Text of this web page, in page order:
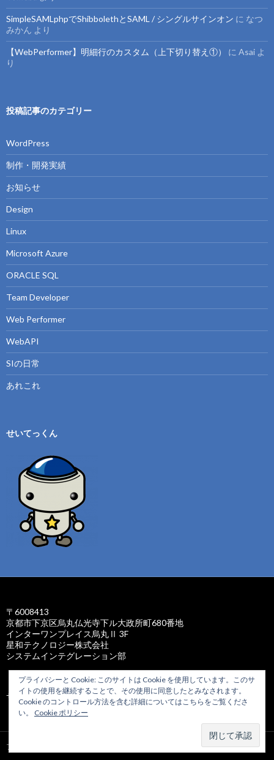
SimpleSAMLphpでShibbolethとSAML / シングルサインオン に なつ
みかん より
【WebPerformer】明細行のカスタム（上下切り替え①） に Asai よ
り
投稿記事のカテゴリー
WordPress
制作・開発実績
お知らせ
Design
Linux
Microsoft Azure
ORACLE SQL
Team Developer
Web Performer
WebAPI
SIの日常
あれこれ
せいてっくん
〒6008413
京都市下京区烏丸仏光寺下ル大政所町680番地
インターワンプレイス烏丸Ⅱ 3F
星和テクノロジー株式会社
システムインテグレーション部
サイトマップ
プライバシーポリシー
プライバシーと Cookie: このサイトは Cookie を使用しています。このサ
イトの使用を継続することで、その使用に同意したとみなされます。
Cookie のコントロール方法を含む詳細についてはこちらをご覧くださ
い。 Cookie ポリシー